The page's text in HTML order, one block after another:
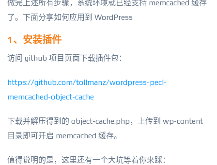
做完上述所有步骤，系统环境就已经支持 memcached 缓存
了。下面分享如何应用到 WordPress
1、安装插件
访问 github 项目页面下载插件包：
https://github.com/tollmanz/wordpress-pecl-
memcached-object-cache
下载并解压得到的 object-cache.php，上传到 wp-content
目录即可开启 memcached 缓存。
值得说明的是，这里还有一个大坑等着你来踩：